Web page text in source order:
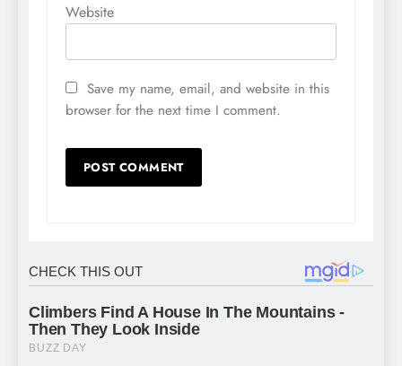
Website
Save my name, email, and website in this
browser for the next time I comment.